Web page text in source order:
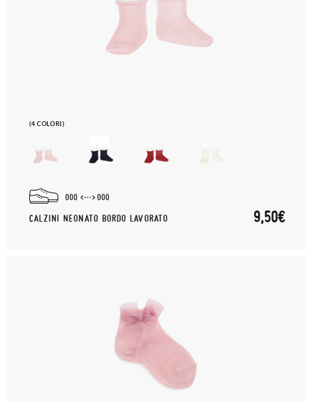
(4 COLORI)
000 000
CALZINI NEONATO BORDO LAVORATO 9,50€